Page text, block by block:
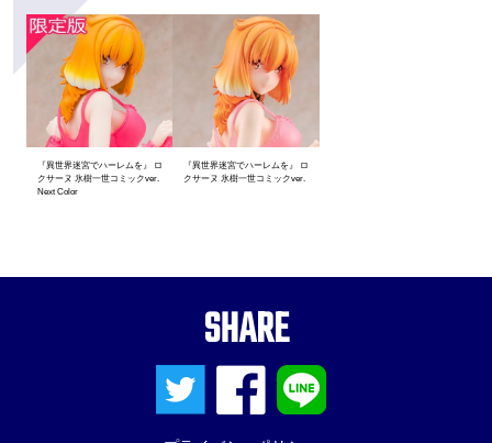
『異世界迷宮でハーレムを』 ロ
クサーヌ 氷樹一世コミックver.
Next Color
『異世界迷宮でハーレムを』 ロ
クサーヌ 氷樹一世コミックver.
SHARE